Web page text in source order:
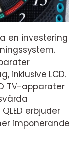
en investering
inklusive LCD,
TV-apparater
erbjuder
imponerande